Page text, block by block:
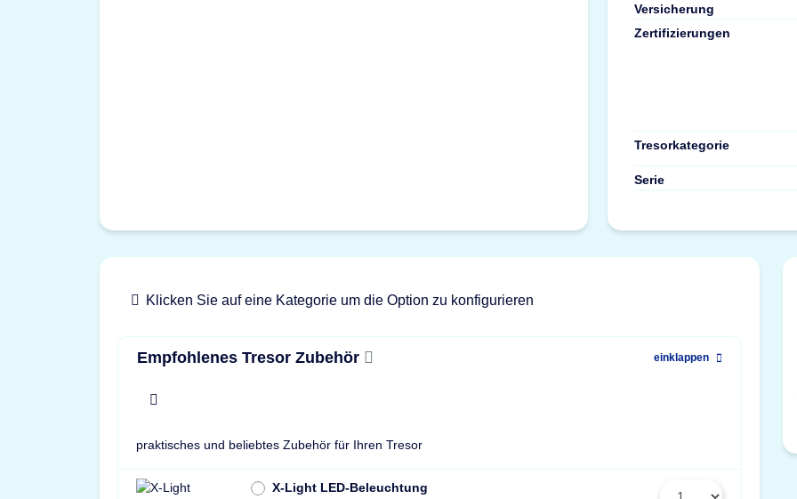
Versicherung
Zertifizierungen
Tresorkategorie
Serie
Klicken Sie auf eine Kategorie um die Option zu konfigurieren
Empfohlenes Tresor Zubehör einklappen
praktisches und beliebtes Zubehör für Ihren Tresor
X-Light LED-Beleuchtung